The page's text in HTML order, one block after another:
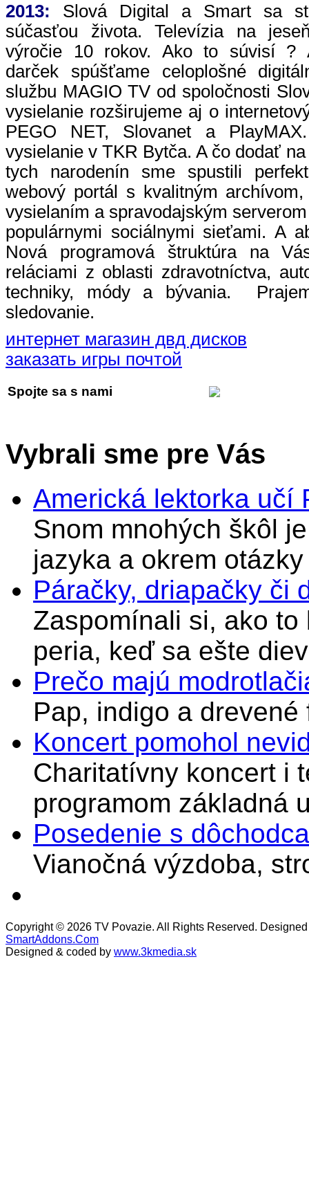
2013: Slová Digital a Smart sa
súčasťou života. Televízia na
výročie 10 rokov. Ako to súvisí ?
darček spúšťame celoplošné
službu MAGIO TV od spoločnosti
vysielanie rozširujeme aj o
PEGO NET, Slovanet a
vysielanie v TKR Bytča. A čo dodať
tych narodenín sme spustili
webový portál s kvalitným
vysielaním a spravodajským
populárnymi sociálnymi sieťami. A
Nová programová štruktúra na
reláciami z oblasti zdravotníctva,
techniky, módy a bývania.
sledovanie.
интернет магазин двд дисков
заказать игры почтой
Spojte sa s nami
Vybrali sme pre Vás
Americká lektorka učí
Snom mnohých škôl
jazyka a okrem
Páračky, driapačky či
Zaspomínali si, ako
peria, keď sa ešte
Prečo majú
Pap, indigo a drevené
Koncert pomohol
Charitatívny koncert i
programom základná
Posedenie s
Vianočná výzdoba,
Copyright © 2026 TV Povazie. All Rights Reserved.
SmartAddons.Com
Designed & coded by www.3kmedia.sk